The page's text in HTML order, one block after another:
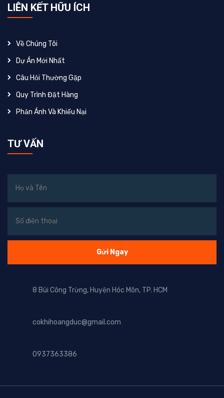
LIÊN KẾT HỮU ÍCH
Về Chúng Tôi
Dự Án Mới Nhất
Câu Hỏi Thường Gặp
Quy Trình Đặt Hàng
Phản Ánh Và Khiếu Nại
TƯ VẤN
8 Bùi Công Trừng, Huyện Hóc Môn, TP. HCM
cokhihoangduc@gmail.com
0937363386